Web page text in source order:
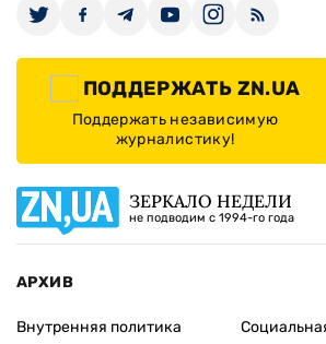
ПОДДЕРЖАТЬ ZN.UA
Поддержать независимую
журналистику!
ЗЕРКАЛО НЕДЕЛИ
не подводим с 1994-го года
АРХИВ
Внутренняя политика